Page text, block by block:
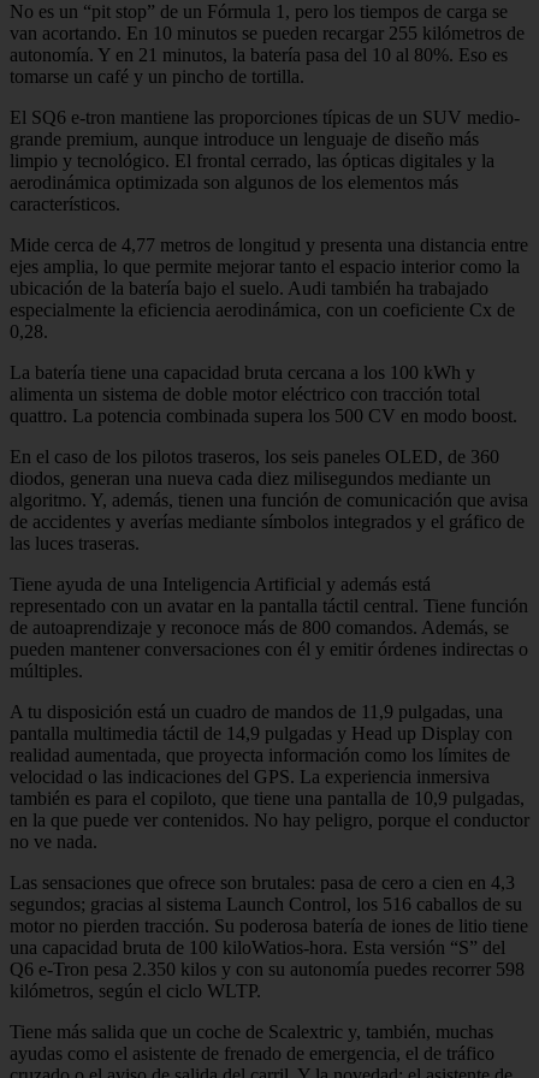
No es un “pit stop” de un Fórmula 1, pero los tiempos de carga se
van acortando. En 10 minutos se pueden recargar 255 kilómetros de
autonomía. Y en 21 minutos, la batería pasa del 10 al 80%. Eso es
tomarse un café y un pincho de tortilla.
El SQ6 e-tron mantiene las proporciones típicas de un SUV medio-
grande premium, aunque introduce un lenguaje de diseño más
limpio y tecnológico. El frontal cerrado, las ópticas digitales y la
aerodinámica optimizada son algunos de los elementos más
característicos.
Mide cerca de 4,77 metros de longitud y presenta una distancia entre
ejes amplia, lo que permite mejorar tanto el espacio interior como la
ubicación de la batería bajo el suelo. Audi también ha trabajado
especialmente la eficiencia aerodinámica, con un coeficiente Cx de
0,28.
La batería tiene una capacidad bruta cercana a los 100 kWh y
alimenta un sistema de doble motor eléctrico con tracción total
quattro. La potencia combinada supera los 500 CV en modo boost.
En el caso de los pilotos traseros, los seis paneles OLED, de 360
diodos, generan una nueva cada diez milisegundos mediante un
algoritmo. Y, además, tienen una función de comunicación que avisa
de accidentes y averías mediante símbolos integrados y el gráfico de
las luces traseras.
Tiene ayuda de una Inteligencia Artificial y además está
representado con un avatar en la pantalla táctil central. Tiene función
de autoaprendizaje y reconoce más de 800 comandos. Además, se
pueden mantener conversaciones con él y emitir órdenes indirectas o
múltiples.
A tu disposición está un cuadro de mandos de 11,9 pulgadas, una
pantalla multimedia táctil de 14,9 pulgadas y Head up Display con
realidad aumentada, que proyecta información como los límites de
velocidad o las indicaciones del GPS. La experiencia inmersiva
también es para el copiloto, que tiene una pantalla de 10,9 pulgadas,
en la que puede ver contenidos. No hay peligro, porque el conductor
no ve nada.
Las sensaciones que ofrece son brutales: pasa de cero a cien en 4,3
segundos; gracias al sistema Launch Control, los 516 caballos de su
motor no pierden tracción. Su poderosa batería de iones de litio tiene
una capacidad bruta de 100 kiloWatios-hora. Esta versión “S” del
Q6 e-Tron pesa 2.350 kilos y con su autonomía puedes recorrer 598
kilómetros, según el ciclo WLTP.
Tiene más salida que un coche de Scalextric y, también, muchas
ayudas como el asistente de frenado de emergencia, el de tráfico